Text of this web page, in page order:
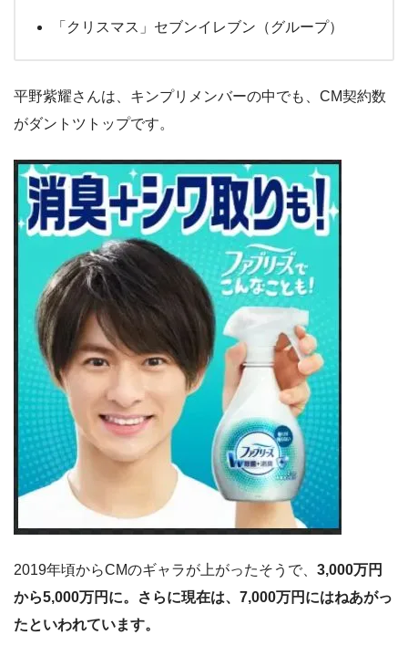
「クリスマス」セブンイレブン（グループ）
平野紫耀さんは、キンプリメンバーの中でも、CM契約数
がダントツトップです。
2019年頃からCMのギャラが上がったそうで、 3,000万円
から5,000万円に。さらに現在は、7,000万円にはねあがっ
たといわれています。